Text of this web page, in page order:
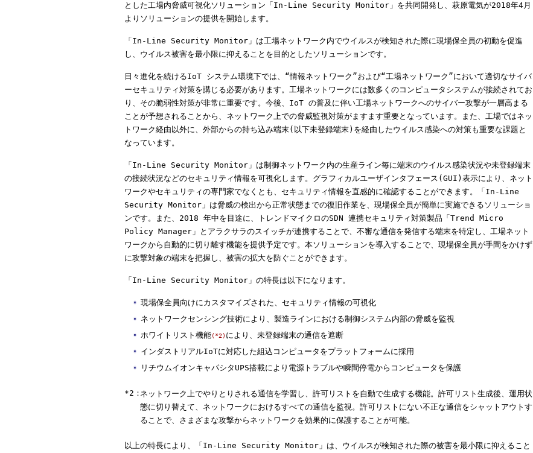
とした工場内脅威可視化ソリューション「In-Line Security Monitor」を共同開発し、萩原電気が2018年4月
よりソリューションの提供を開始します。
「In-Line Security Monitor」は工場ネットワーク内でウイルスが検知された際に現場保全員の初動を促進
し、ウイルス被害を最小限に抑えることを目的としたソリューションです。
日々進化を続けるIoT システム環境下では、“情報ネットワーク”および“工場ネットワーク”において適切なサイバ
ーセキュリティ対策を講じる必要があります。工場ネットワークには数多くのコンピュータシステムが接続されてお
り、その脆弱性対策が非常に重要です。今後、IoT の普及に伴い工場ネットワークへのサイバー攻撃が一層高まる
ことが予想されることから、ネットワーク上での脅威監視対策がますます重要となっています。また、工場ではネッ
トワーク経由以外に、外部からの持ち込み端末(以下未登録端末)を経由したウイルス感染への対策も重要な課題と
なっています。
「In-Line Security Monitor」は制御ネットワーク内の生産ライン毎に端末のウイルス感染状況や未登録端末
の接続状況などのセキュリティ情報を可視化します。グラフィカルユーザインタフェース(GUI)表示により、ネット
ワークやセキュリティの専門家でなくとも、セキュリティ情報を直感的に確認することができます。「In-Line
Security Monitor」は脅威の検出から正常状態までの復旧作業を、現場保全員が簡単に実施できるソリューショ
ンです。また、2018 年中を目途に、トレンドマイクロのSDN 連携セキュリティ対策製品「Trend Micro
Policy Manager」とアラクサラのスイッチが連携することで、不審な通信を発信する端末を特定し、工場ネット
ワークから自動的に切り離す機能を提供予定です。本ソリューションを導入することで、現場保全員が手間をかけず
に攻撃対象の端末を把握し、被害の拡大を防ぐことができます。
「In-Line Security Monitor」の特長は以下になります。
現場保全員向けにカスタマイズされた、セキュリティ情報の可視化
ネットワークセンシング技術により、製造ラインにおける制御システム内部の脅威を監視
ホワイトリスト機能(*2) により、未登録端末の通信を遮断
インダストリアルIoTに対応した組込コンピュータをプラットフォームに採用
リチウムイオンキャパシタUPS搭載により電源トラブルや瞬間停電からコンピュータを保護
*2：ネットワーク上でやりとりされる通信を学習し、許可リストを自動で生成する機能。許可リスト生成後、運用状
態に切り替えて、ネットワークにおけるすべての通信を監視。許可リストにない不正な通信をシャットアウトす
ることで、さまざまな攻撃からネットワークを効果的に保護することが可能。
以上の特長により、「In-Line Security Monitor」は、ウイルスが検知された際の被害を最小限に抑えること